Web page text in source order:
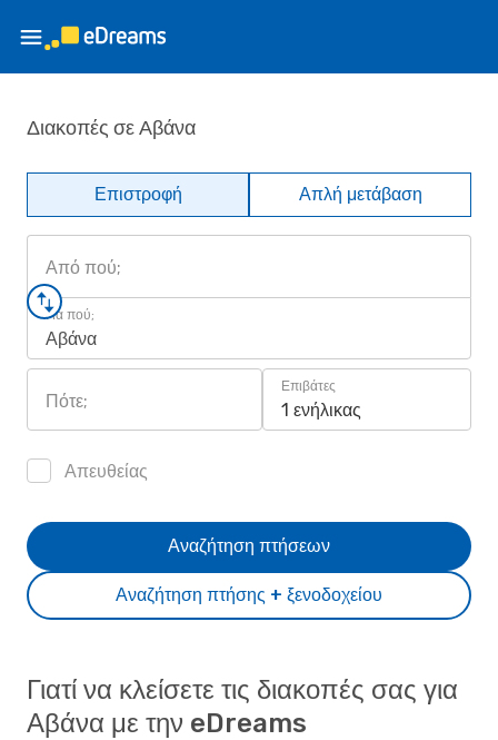
Διακοπές σε Αβάνα
Επιστροφή Απλή μετάβαση
Από πού;
Για πού;
Αβάνα
Πότε;
Επιβάτες
1 ενήλικας
Απευθείας
Αναζήτηση πτήσης + ξενοδοχείου
Αναζήτηση πτήσεων
Γιατί να κλείσετε τις διακοπές σας για
Αβάνα με την eDreams